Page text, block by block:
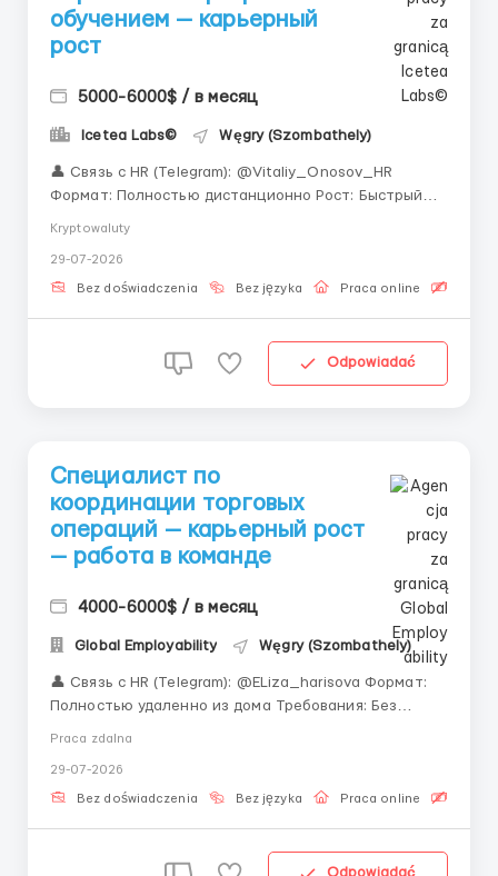
обучением — карьерный
рост
5000-6000$ / в месяц
Icetea Labs© Węgry (Szombathely)
👤 Связь с HR (Telegram): @Vitaliy_Onosov_HR
Формат: Полностью дистанционно Рост: Быстрый
личной жизнью? Мы предлагаем комфортные
условия в международной финтех-компании.» Учет
Kryptowaluty
29-07-2026
Bez doświadczenia Bez języka Praca online
Odpowiadać
Специалист по
координации торговых
операций — карьерный рост
— работа в команде
4000-6000$ / в месяц
Global Employability Węgry (Szombathely)
👤 Связь с HR (Telegram): @ELiza_harisova Формат:
Полностью удаленно из дома Требования: Без
финансы, именно операционная команда
обеспечивает стабильность и спокойствие каждого
Praca zdalna
29-07-2026
Bez doświadczenia Bez języka Praca online
Odpowiadać